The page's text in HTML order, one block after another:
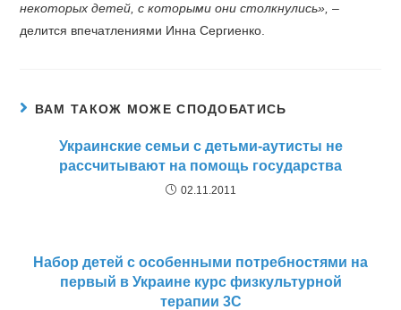
некоторых детей, с которыми они столкнулись», –
делится впечатлениями Инна Сергиенко.
ВАМ ТАКОЖ МОЖЕ СПОДОБАТИСЬ
Украинские семьи с детьми-аутисты не
рассчитывают на помощь государства
02.11.2011
Набор детей с особенными потребностями на
первый в Украине курс физкультурной
терапии 3С